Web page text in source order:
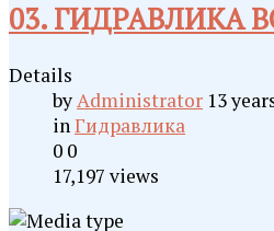
03. ГИДРАВЛИКА
Details
byAdministrator 13
inГидравлика
0 0
17,197 views